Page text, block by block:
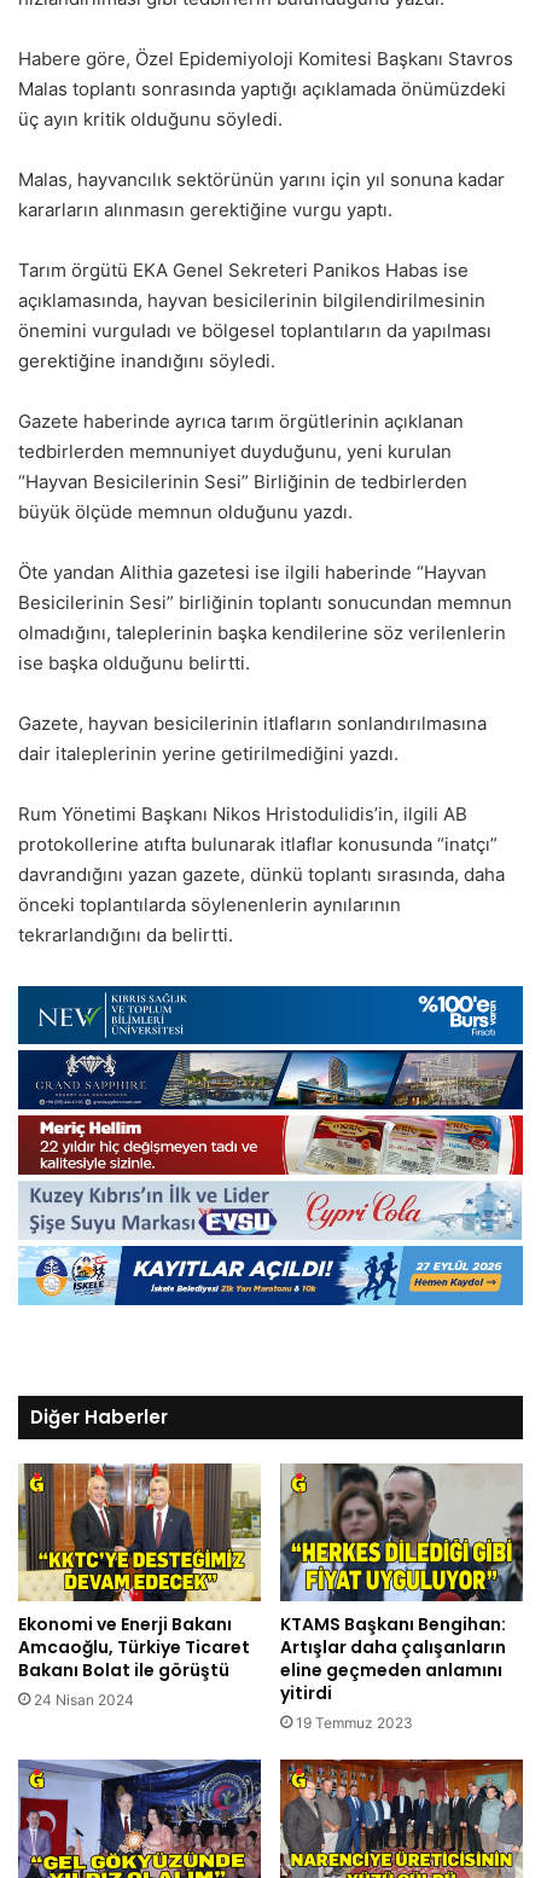
Habere göre, Özel Epidemiyoloji Komitesi Başkanı Stavros
Malas toplantı sonrasında yaptığı açıklamada önümüzdeki
üç ayın kritik olduğunu söyledi.
Malas, hayvancılık sektörünün yarını için yıl sonuna kadar
kararların alınmasın gerektiğine vurgu yaptı.
Tarım örgütü EKA Genel Sekreteri Panikos Habas ise
açıklamasında, hayvan besicilerinin bilgilendirilmesinin
önemini vurguladı ve bölgesel toplantıların da yapılması
gerektiğine inandığını söyledi.
Gazete haberinde ayrıca tarım örgütlerinin açıklanan
tedbirlerden memnuniyet duyduğunu, yeni kurulan
“Hayvan Besicilerinin Sesi” Birliğinin de tedbirlerden
büyük ölçüde memnun olduğunu yazdı.
Öte yandan Alithia gazetesi ise ilgili haberinde “Hayvan
Besicilerinin Sesi” birliğinin toplantı sonucundan memnun
olmadığını, taleplerinin başka kendilerine söz verilenlerin
ise başka olduğunu belirtti.
Gazete, hayvan besicilerinin itlafların sonlandırılmasına
dair italeplerinin yerine getirilmediğini yazdı.
Rum Yönetimi Başkanı Nikos Hristodulidis’in, ilgili AB
protokollerine atıfta bulunarak itlaflar konusunda “inatçı”
davrandığını yazan gazete, dünkü toplantı sırasında, daha
önceki toplantılarda söylenenlerin aynılarının
tekrarlandığını da belirtti.
Diğer Haberler
Ekonomi ve Enerji Bakanı
Amcaoğlu, Türkiye Ticaret
Bakanı Bolat ile görüştü
24 Nisan 2024
KTAMS Başkanı Bengihan:
Artışlar daha çalışanların
eline geçmeden anlamını
yitirdi
19 Temmuz 2023